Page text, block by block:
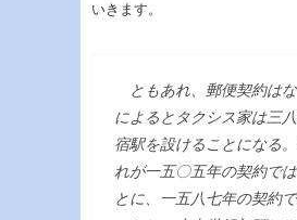
いきます。
ともあれ、郵便契約は
によるとタクシス家は三
宿駅を設けることになる
れが一五〇五年の契約で
とに、一五八七年の契約